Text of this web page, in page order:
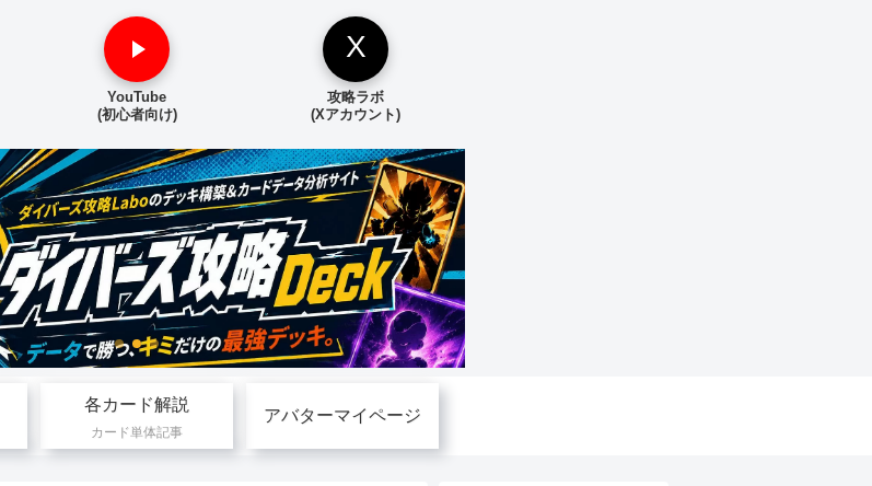
YouTube
(初心者向け)
X
攻略ラボ
(Xアカウント)
各カード解説
カード単体記事
アバターマイページ